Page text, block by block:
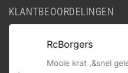
KLANTBEOORDELINGEN